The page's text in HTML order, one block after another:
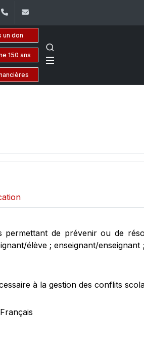
+961 (1) 421 432
un don
150 ans
permettant de prévenir ou de
élève ; enseignant/
à la gestion des conflits
Français